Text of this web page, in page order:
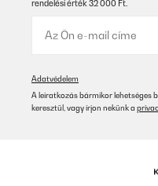
rendelési érték 32 000 Ft.
Adatvédelem
A leiratkozás bármikor lehetséges
keresztül, vagy írjon nekünk a